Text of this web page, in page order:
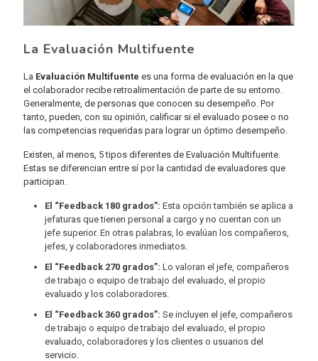
La Evaluación Multifuente
La Evaluación Multifuente es una forma de evaluación en la que
el colaborador recibe retroalimentación de parte de su entorno.
Generalmente, de personas que conocen su desempeño. Por
tanto, pueden, con su opinión, calificar si el evaluado posee o no
las competencias requeridas para lograr un óptimo desempeño.
Existen, al menos, 5 tipos diferentes de Evaluación Multifuente.
Estas se diferencian entre sí por la cantidad de evaluadores que
participan.
El “Feedback 180 grados”: Esta opción también se aplica a
jefaturas que tienen personal a cargo y no cuentan con un
jefe superior. En otras palabras, lo evalúan los compañeros,
jefes, y colaboradores inmediatos.
El “Feedback 270 grados”: Lo valoran el jefe, compañeros
de trabajo o equipo de trabajo del evaluado, el propio
evaluado y los colaboradores.
El “Feedback 360 grados”: Se incluyen el jefe, compañeros
de trabajo o equipo de trabajo del evaluado, el propio
evaluado, colaboradores y los clientes o usuarios del
servicio.